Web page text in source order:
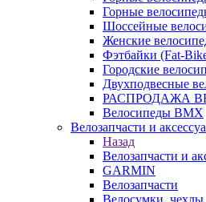
Горные
Шоссейные
Женские
Фэтбайки (Fat-
Городские
Двухподвесные
РАСПРОДАЖА
Велосипеды BMX
Велозапчасти и
Назад
Велозапчасти и
GARMIN
Велозапчасти
Велосумки, чехлы